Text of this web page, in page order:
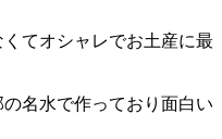
てオシャレでお土産に最
名水で作っており面白い